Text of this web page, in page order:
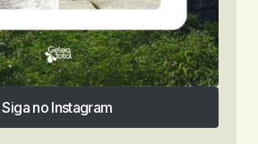
Siga no Instagram
Siga no Instagram